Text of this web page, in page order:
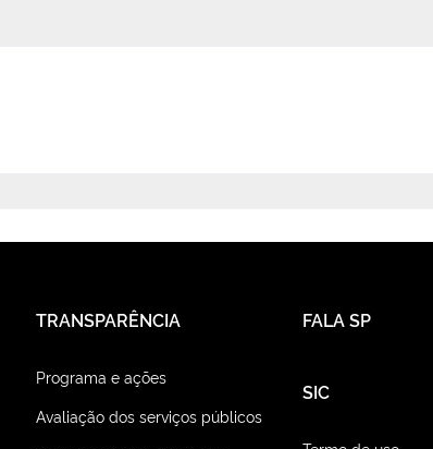
TRANSPARÊNCIA
Programa e ações
Avaliação dos serviços públicos
FALA SP
SIC